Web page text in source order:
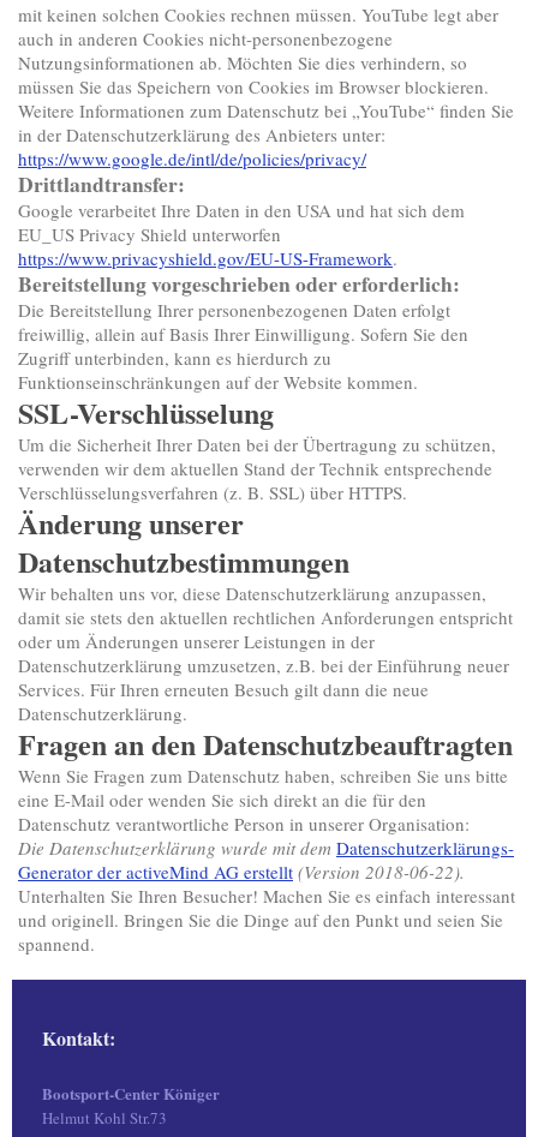
mit keinen solchen Cookies rechnen müssen. YouTube legt aber
auch in anderen Cookies nicht-personenbezogene
Nutzungsinformationen ab. Möchten Sie dies verhindern, so
müssen Sie das Speichern von Cookies im Browser blockieren.
Weitere Informationen zum Datenschutz bei „YouTube“ finden Sie
in der Datenschutzerklärung des Anbieters unter:
https://www.google.de/intl/de/policies/privacy/
Drittlandtransfer:
Google verarbeitet Ihre Daten in den USA und hat sich dem
EU_US Privacy Shield unterworfen
https://www.privacyshield.gov/EU-US-Framework.
Bereitstellung vorgeschrieben oder erforderlich:
Die Bereitstellung Ihrer personenbezogenen Daten erfolgt
freiwillig, allein auf Basis Ihrer Einwilligung. Sofern Sie den
Zugriff unterbinden, kann es hierdurch zu
Funktionseinschränkungen auf der Website kommen.
SSL-Verschlüsselung
Um die Sicherheit Ihrer Daten bei der Übertragung zu schützen,
verwenden wir dem aktuellen Stand der Technik entsprechende
Verschlüsselungsverfahren (z. B. SSL) über HTTPS.
Änderung unserer
Datenschutzbestimmungen
Wir behalten uns vor, diese Datenschutzerklärung anzupassen,
damit sie stets den aktuellen rechtlichen Anforderungen entspricht
oder um Änderungen unserer Leistungen in der
Datenschutzerklärung umzusetzen, z.B. bei der Einführung neuer
Services. Für Ihren erneuten Besuch gilt dann die neue
Datenschutzerklärung.
Fragen an den Datenschutzbeauftragten
Wenn Sie Fragen zum Datenschutz haben, schreiben Sie uns bitte
eine E-Mail oder wenden Sie sich direkt an die für den
Datenschutz verantwortliche Person in unserer Organisation:
Die Datenschutzerklärung wurde mit dem Datenschutzerklärungs-
Generator der activeMind AG erstellt (Version 2018-06-22).
Unterhalten Sie Ihren Besucher! Machen Sie es einfach interessant
und originell. Bringen Sie die Dinge auf den Punkt und seien Sie
spannend.
Kontakt:
Bootsport-Center Königer
Helmut Kohl Str.73